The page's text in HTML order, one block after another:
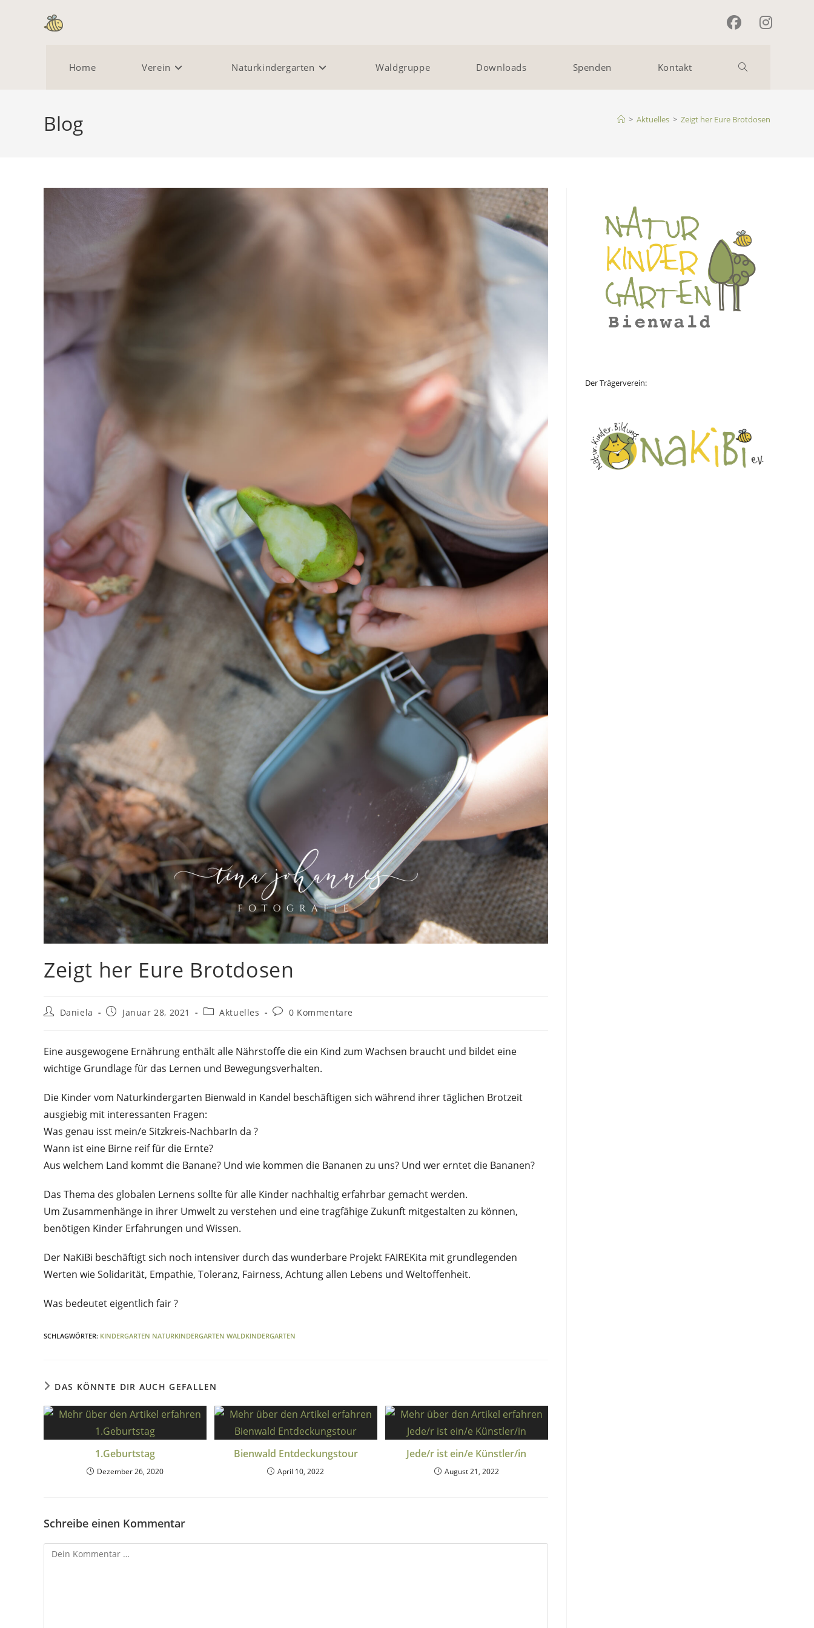
Home Verein Naturkindergarten Waldgruppe Downloads Spenden Kontakt Website-
Blog > Aktuelles > Zeigt her Eure Brotdosen
Zeigt her Eure Brotdosen
Beitrags-
Daniela
BeitragJanuar 28, 2021
Beitrags-
Aktuelles
Beitrags-
0 Kommentare
Eine ausgewogene Ernährung enthält alle Nährstoffe die ein Kind zum Wachsen braucht und bildet eine
wichtige Grundlage für das Lernen und Bewegungsverhalten.
Die Kinder vom Naturkindergarten Bienwald in Kandel beschäftigen sich während ihrer täglichen Brotzeit
ausgiebig mit interessanten Fragen:
Was genau isst mein/e Sitzkreis-NachbarIn da ?
Wann ist eine Birne reif für die Ernte?
Aus welchem Land kommt die Banane? Und wie kommen die Bananen zu uns? Und wer erntet die Bananen?
Das Thema des globalen Lernens sollte für alle Kinder nachhaltig erfahrbar gemacht werden.
Um Zusammenhänge in ihrer Umwelt zu verstehen und eine tragfähige Zukunft mitgestalten zu können,
benötigen Kinder Erfahrungen und Wissen.
Der NaKiBi beschäftigt sich noch intensiver durch das wunderbare Projekt FAIREKita mit grundlegenden
Werten wie Solidarität, Empathie, Toleranz, Fairness, Achtung allen Lebens und Weltoffenheit.
Was bedeutet eigentlich fair ?
SCHLAGWÖRTER: KINDERGARTEN NATURKINDERGARTEN WALDKINDERGARTEN
DAS KÖNNTE DIR AUCH GEFALLEN
1.Geburtstag
Dezember 26, 2020
Bienwald Entdeckungstour
April 10, 2022
Jede/r ist ein/e Künstler/in
August 21, 2022
Schreibe einen Kommentar
Kommentar
Der Trägerverein: